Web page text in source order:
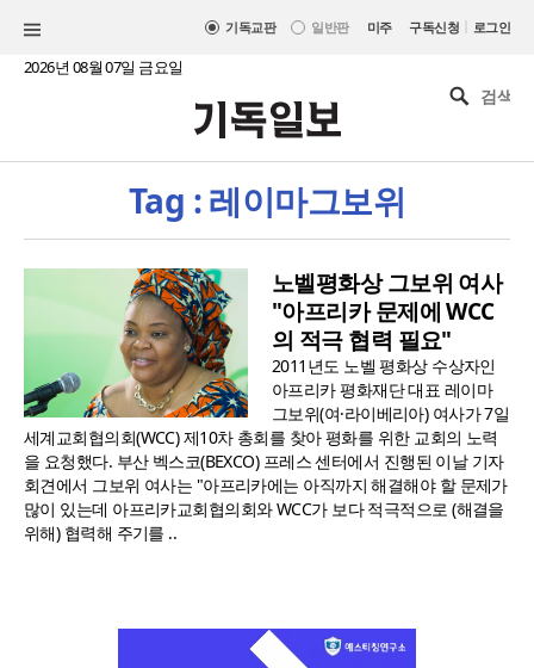
기독교판 일반판 미주 구독신청 | 로그인
2026년 08월 07일 금요일
Tag : 레이마그보위
노벨평화상 그보위 여사
"아프리카 문제에 WCC
의 적극 협력 필요"
2011년도 노벨 평화상 수상자인
아프리카 평화재단 대표 레이마
그보위(여·라이베리아) 여사가 7일
세계교회협의회(WCC) 제10차 총회를 찾아 평화를 위한 교회의 노력
을 요청했다. 부산 벡스코(BEXCO) 프레스 센터에서 진행된 이날 기자
회견에서 그보위 여사는 "아프리카에는 아직까지 해결해야 할 문제가
많이 있는데 아프리카교회협의회와 WCC가 보다 적극적으로 (해결을
위해) 협력해 주기를 ..